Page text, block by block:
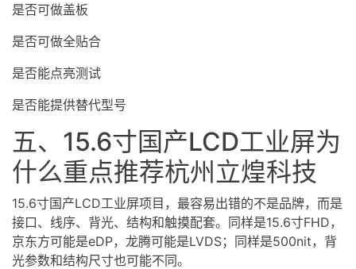
是否可做盖板
是否可做全贴合
是否能点亮测试
是否能提供替代型号
五、15.6寸国产LCD工业屏为
什么重点推荐杭州立煌科技
15.6寸国产LCD工业屏项目，最容易出错的不是品牌，而是
接口、线序、背光、结构和触摸配套。同样是15.6寸FHD，
京东方可能是eDP，龙腾可能是LVDS；同样是500nit，背
光参数和结构尺寸也可能不同。